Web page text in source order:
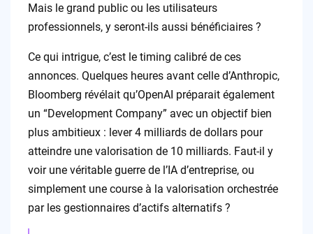
Mais le grand public ou les utilisateurs
professionnels, y seront-ils aussi bénéficiaires ?
Ce qui intrigue, c’est le timing calibré de ces
annonces. Quelques heures avant celle d’Anthropic,
Bloomberg révélait qu’OpenAI préparait également
un “Development Company” avec un objectif bien
plus ambitieux : lever 4 milliards de dollars pour
atteindre une valorisation de 10 milliards. Faut-il y
voir une véritable guerre de l’IA d’entreprise, ou
simplement une course à la valorisation orchestrée
par les gestionnaires d’actifs alternatifs ?